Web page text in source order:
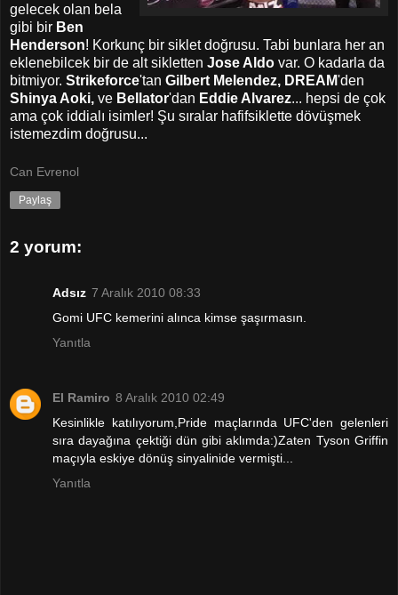
gelecek olan bela
gibi bir Ben
Henderson! Korkunç bir siklet doğrusu. Tabi bunlara her an
eklenebilcek bir de alt sikletten Jose Aldo var. O kadarla da
bitmiyor. Strikeforce'tan Gilbert Melendez, DREAM'den
Shinya Aoki, ve Bellator'dan Eddie Alvarez... hepsi de çok
ama çok iddialı isimler! Şu sıralar hafifsiklette dövüşmek
istemezdim doğrusu...
Can Evrenol
Paylaş
2 yorum:
Adsız 7 Aralık 2010 08:33
Gomi UFC kemerini alınca kimse şaşırmasın.
Yanıtla
El Ramiro 8 Aralık 2010 02:49
Kesinlikle katılıyorum,Pride maçlarında UFC'den gelenleri
sıra dayağına çektiği dün gibi aklımda:)Zaten Tyson Griffin
maçıyla eskiye dönüş sinyalinide vermişti...
Yanıtla